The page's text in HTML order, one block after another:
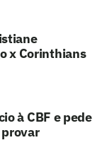
x Corinthians
à CBF e pede